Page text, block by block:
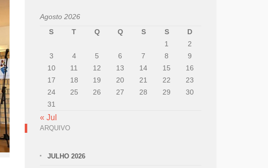
Agosto 2026
S
T Q Q S S
D
1
2
3
4 5 6 7 8
9
10
11 12 13 14 15
16
17
18 19 20 21 22
23
24
25 26 27 28 29
30
31
« Jul
ARQUIVO
JULHO 2026